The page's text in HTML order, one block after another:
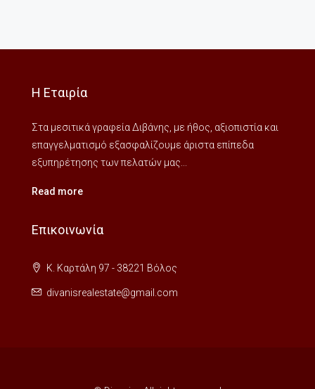
Η Εταιρία
Στα μεσιτικά γραφεία Διβάνης, με ήθος, αξιοπιστία και
επαγγελματισμό εξασφαλίζουμε άριστα επίπεδα
εξυπηρέτησης των πελατών μας...
Read more
Επικοινωνία
Κ. Καρτάλη 97 - 38221 Βόλος
divanisrealestate@gmail.com